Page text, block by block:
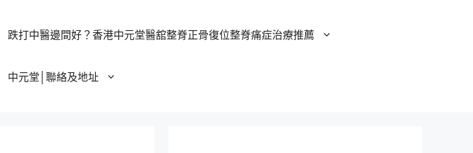
跌打中醫邊間好？香港中元堂醫舘整脊正骨復位整脊痛症治療推薦
中元堂│聯絡及地址